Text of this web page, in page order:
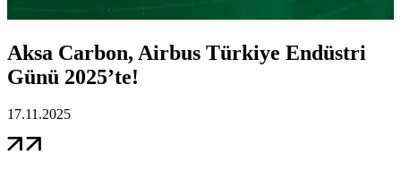
Aksa Carbon, Airbus Türkiye Endüstri
Günü 2025’te!
17.11.2025